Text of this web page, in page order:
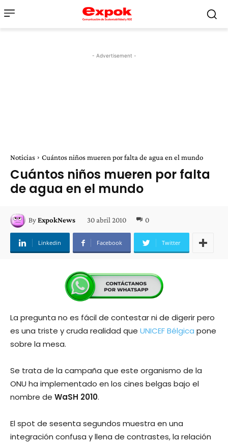
- Advertisement -
Noticias Cuántos niños mueren por falta de agua en el mundo
Cuántos niños mueren por falta
de agua en el mundo
ByExpokNews 30 abril 2010 0
Linkedin Facebook Twitter
La pregunta no es fácil de contestar ni de digerir pero
es una triste y cruda realidad que UNICEF Bélgica pone
sobre la mesa.
Se trata de la campaña que este organismo de la
ONU ha implementado en los cines belgas bajo el
nombre de WaSH 2010.
El spot de sesenta segundos muestra en una
integración confusa y llena de contrastes, la relación